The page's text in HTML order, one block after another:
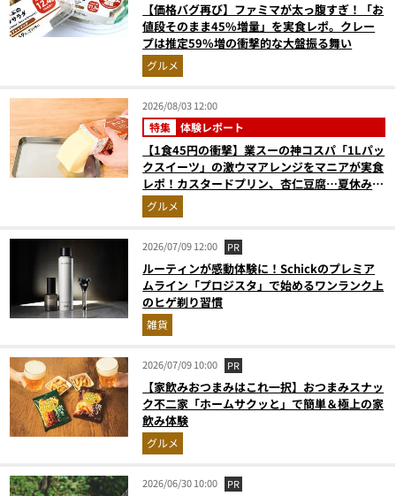
【価格バグ再び】ファミマが太っ腹すぎ！「お
値段そのまま45%増量」を実食レポ。クレー
プは推定59%増の衝撃的な大盤振る舞い
グルメ
2026/08/03 12:00
特集 体験レポート
【1食45円の衝撃】業スーの神コスパ「1Lパッ
クスイーツ」の激ウマアレンジをマニアが実食
レポ！カスタードプリン、杏仁豆腐…夏休みの
おやつに最強すぎた
グルメ
2026/07/09 12:00 PR
ルーティンが感動体験に！Schickのプレミア
ムライン「プロジスタ」で始めるワンランク上
のヒゲ剃り習慣
雑貨
2026/07/09 10:00 PR
【家飲みおつまみはこれ一択】おつまみスナッ
ク不二家「ホームサクッと」で簡単＆極上の家
飲み体験
グルメ
2026/06/30 10:00 PR